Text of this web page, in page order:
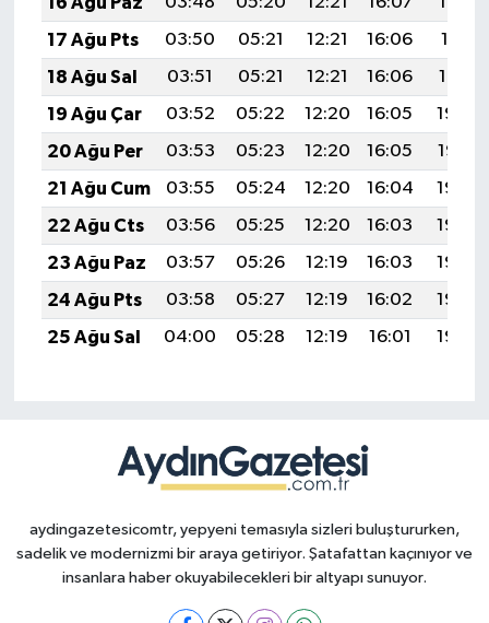
17 Ağu Pts
03:50 05:21 12:21 16:06
19:11
18 Ağu Sal
03:51 05:21 12:21 16:06
19:10
19 Ağu Çar
03:52 05:22 12:20 16:05
19:08
20 Ağu Per
03:53 05:23 12:20 16:05
19:07
21 Ağu Cum
03:55 05:24 12:20 16:04
19:06
22 Ağu Cts
03:56 05:25 12:20 16:03
19:04
23 Ağu Paz
03:57 05:26 12:19 16:03
19:03
24 Ağu Pts
03:58 05:27 12:19 16:02
19:02
25 Ağu Sal
04:00 05:28 12:19 16:01 19:00
aydingazetesicomtr, yepyeni temasıyla sizleri buluştururken,
sadelik ve modernizmi bir araya getiriyor. Şatafattan kaçınıyor ve
insanlara haber okuyabilecekleri bir altyapı sunuyor.